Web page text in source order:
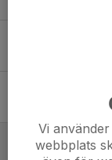
Vinst på
19 apr,
Vinst på
27 sep
Vi
webbplats